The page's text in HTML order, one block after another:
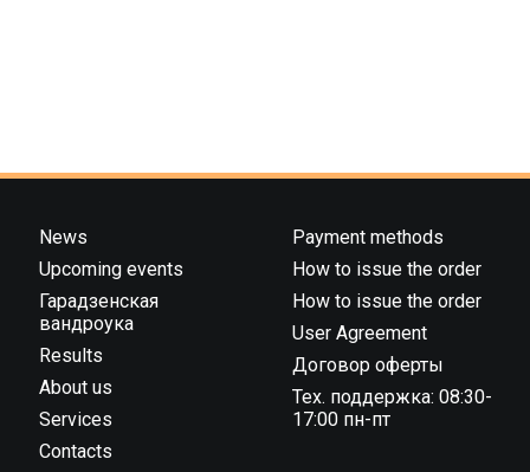
News
Upcoming events
Гарадзенская
вандроука
Results
About us
Services
Contacts
Payment methods
How to issue the order
How to issue the order
User Agreement
Договор оферты
Тех. поддержка: 08:30-
17:00 пн-пт